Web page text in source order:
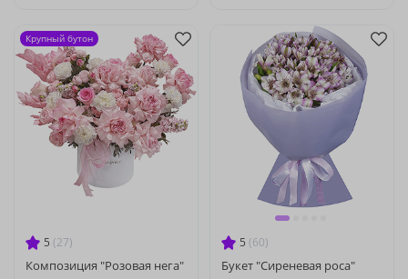
5 (27)
Композиция "Розовая нега"
Крупный бутон
5 (60)
Букет "Сиреневая роса"